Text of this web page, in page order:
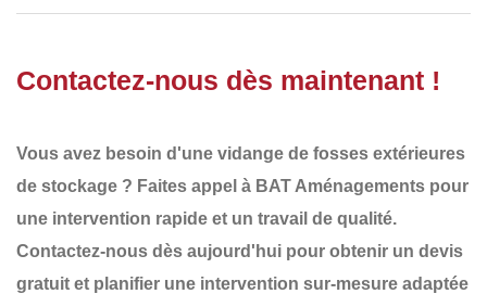
Contactez-nous dès maintenant !
Vous avez besoin d'une vidange de fosses extérieures
de stockage ? Faites appel à BAT Aménagements pour
une intervention rapide et un travail de qualité.
Contactez-nous dès aujourd'hui pour obtenir un devis
gratuit et planifier une intervention sur-mesure adaptée